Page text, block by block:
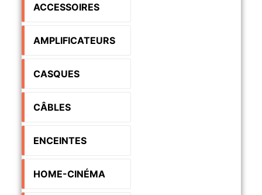
ACCESSOIRES
AMPLIFICATEURS
CASQUES
CÂBLES
ENCEINTES
HOME-CINÉMA